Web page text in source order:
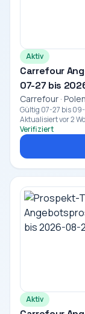
Aktiv
Carrefour
07-27 bis
Carrefour · Polen
Gültig 07-27 bis 09-
Aktualisiert vor 2
Verifiziert
Aktiv